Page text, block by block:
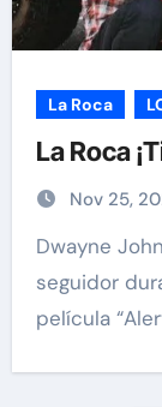
La Roca
La Roca
Nov 25,
Dwayne Johnson le regaló su camioneta a un
seguidor
película